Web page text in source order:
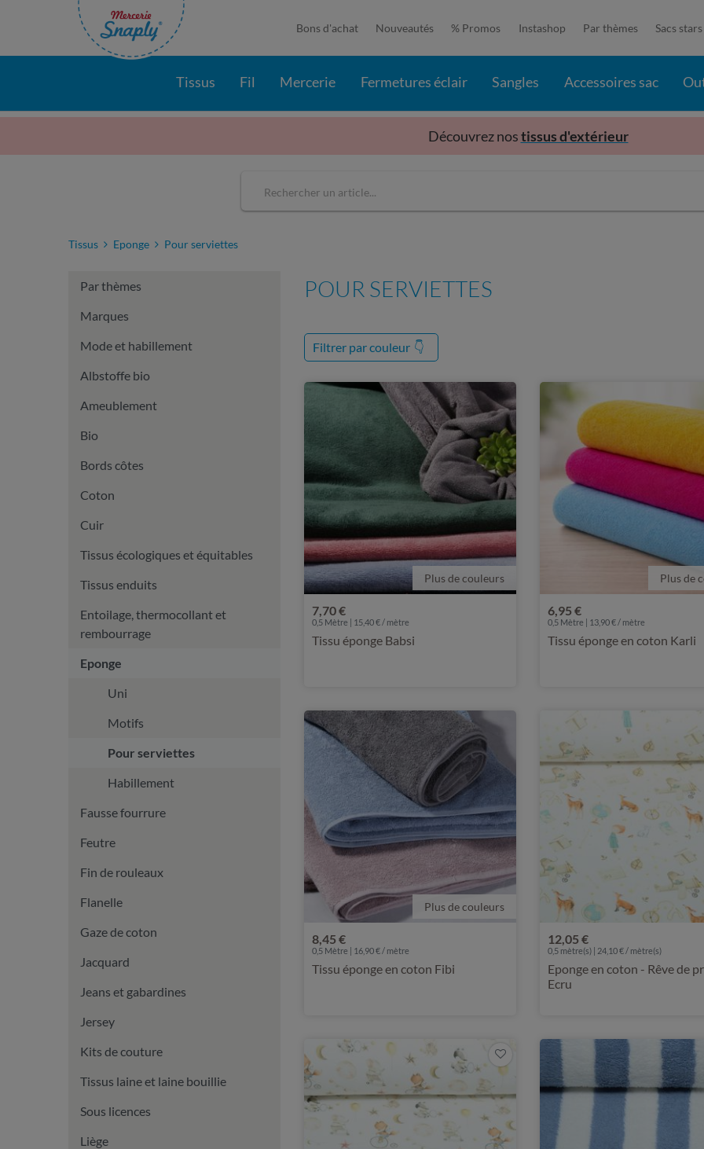
Bons d'achat Nouveautés % Promos Instashop Par thèmes Sacs stars
Tissus Fil Mercerie Fermetures éclair Sangles Accessoires sac
Découvrez nostissus d'extérieur
Tissus Eponge Pour serviettes
Par thèmes
Marques
Mode et habillement
Albstoffe bio
Ameublement
Bio
Bords côtes
Coton
Cuir
Tissus écologiques et équitables
Tissus enduits
Entoilage, thermocollant et
rembourrage
Eponge
Uni
Motifs
Pour serviettes
Habillement
Fausse fourrure
Feutre
Fin de rouleaux
Flanelle
Gaze de coton
Jacquard
Jeans et gabardines
Jersey
Kits de couture
Tissus laine et laine bouillie
Sous licences
Liège
POUR SERVIETTES
Filtrer par couleur 👇
Plus de couleurs
7,70 €
0,5 Mètre | 15,40 € / mètre
Tissu éponge Babsi
Plus de
6,95 €
0,5 Mètre | 13,90 € / mètre
Tissu éponge en coton Karli
Plus de couleurs
8,45 €
0,5 Mètre | 16,90 € / mètre
Tissu éponge en coton Fibi
12,05 €
0,5 mètre(s) | 24,10 € / mètre(s)
Eponge en coton - Rêve de
Ecru